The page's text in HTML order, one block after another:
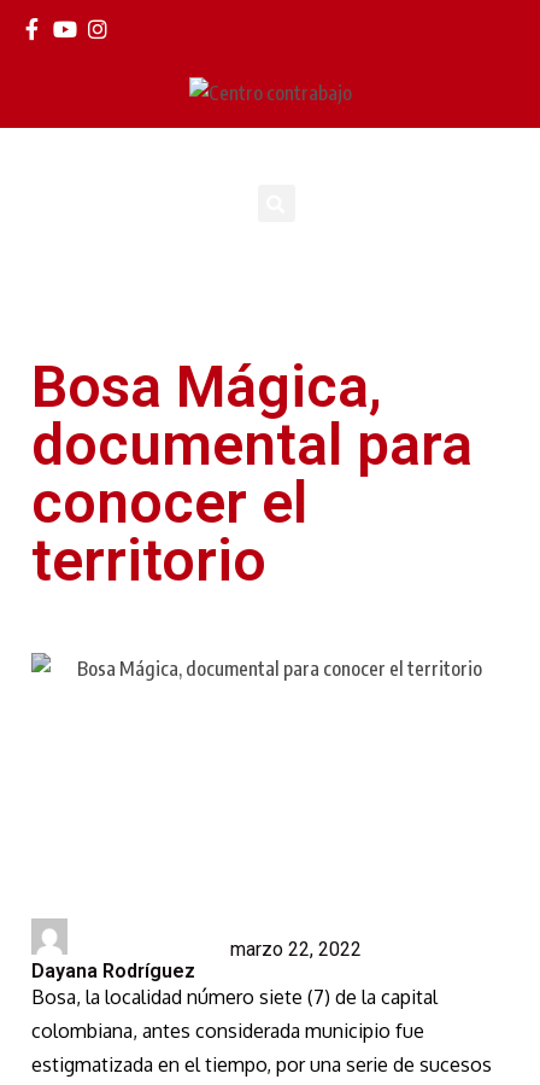
Bosa Mágica,
documental para
conocer el
territorio
Dayana Rodríguez
marzo 22, 2022
Bosa, la localidad número siete (7) de la capital
colombiana, antes considerada municipio fue
estigmatizada en el tiempo, por una serie de sucesos